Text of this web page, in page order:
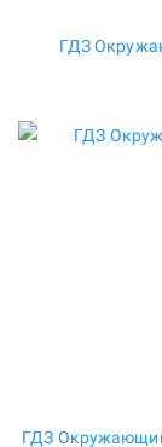
ГДЗ
ГДЗ